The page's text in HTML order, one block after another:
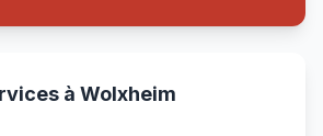
à Wolxheim